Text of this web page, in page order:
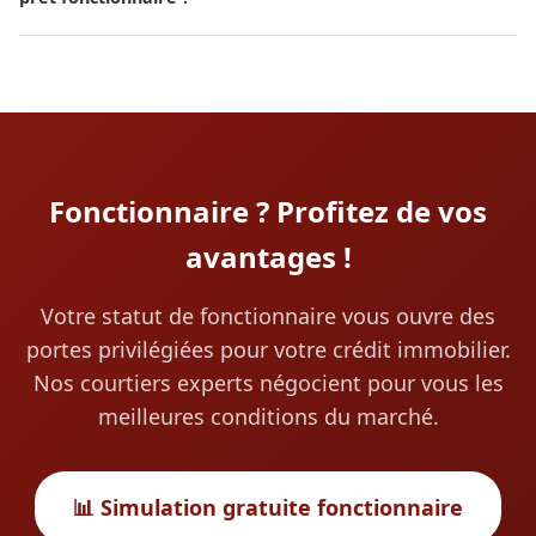
Fonctionnaire ? Profitez de vos
avantages !
Votre statut de fonctionnaire vous ouvre des
portes privilégiées pour votre crédit immobilier.
Nos courtiers experts négocient pour vous les
meilleures conditions du marché.
📊 Simulation gratuite fonctionnaire